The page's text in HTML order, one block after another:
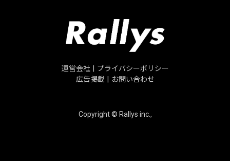
運営会社
プライバシーポリシー
広告掲載
お問い合わせ
Copyright © Rallys inc.,